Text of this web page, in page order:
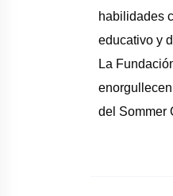
habilidades
educativo y
La
del Sommer